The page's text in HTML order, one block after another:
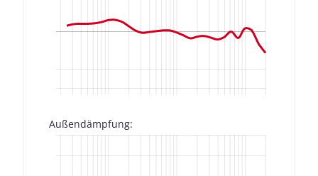
Außendämpfung: